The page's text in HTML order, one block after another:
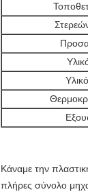
Κάναμε την
πλήρες σύνολο